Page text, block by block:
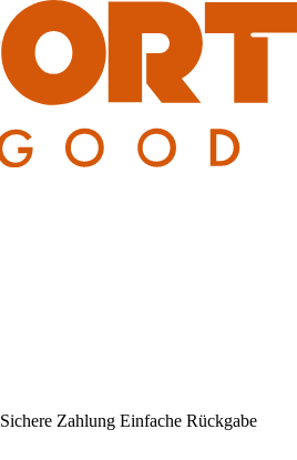
Sichere Zahlung Einfache Rückgabe